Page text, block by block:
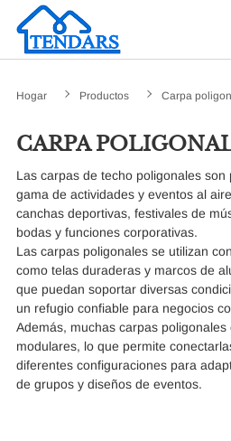
Hogar Productos Carpa
CARPA
Las carpas de techo poligonales
gama de actividades y eventos al
canchas deportivas, festivales de
bodas y funciones corporativas.
Las carpas poligonales se utilizan
como telas duraderas y marcos de
que puedan soportar diversas
un refugio confiable para negocios
Además, muchas carpas
modulares, lo que permite
diferentes configuraciones para
de grupos y diseños de eventos.